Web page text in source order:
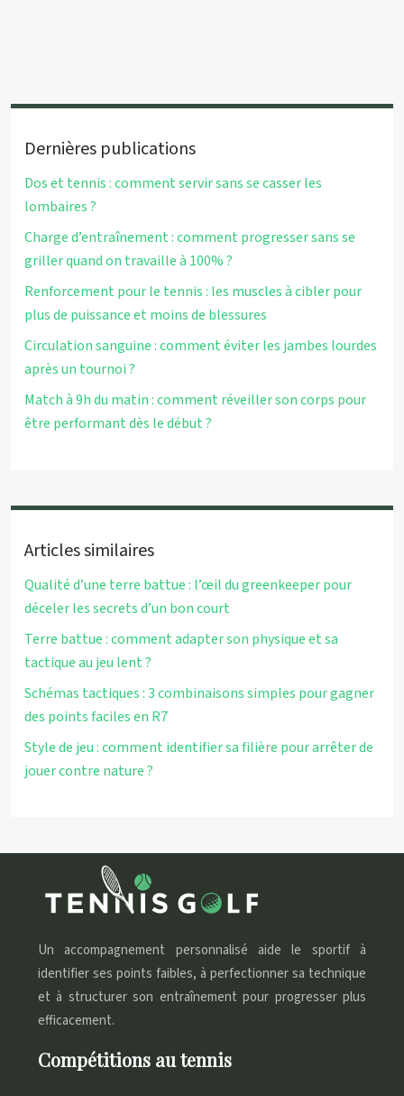
Dernières publications
Dos et tennis : comment servir sans se casser les
lombaires ?
Charge d’entraînement : comment progresser sans se
griller quand on travaille à 100% ?
Renforcement pour le tennis : les muscles à cibler pour
plus de puissance et moins de blessures
Circulation sanguine : comment éviter les jambes lourdes
après un tournoi ?
Match à 9h du matin : comment réveiller son corps pour
être performant dès le début ?
Articles similaires
Qualité d’une terre battue : l’œil du greenkeeper pour
déceler les secrets d’un bon court
Terre battue : comment adapter son physique et sa
tactique au jeu lent ?
Schémas tactiques : 3 combinaisons simples pour gagner
des points faciles en R7
Style de jeu : comment identifier sa filière pour arrêter de
jouer contre nature ?
Un accompagnement personnalisé aide le sportif à
identifier ses points faibles, à perfectionner sa technique
et à structurer son entraînement pour progresser plus
efficacement.
Compétitions au tennis